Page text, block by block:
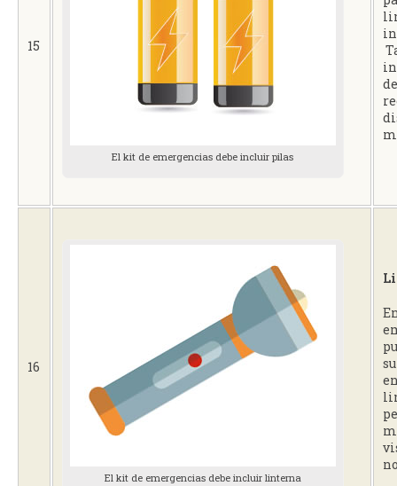
15
El kit de emergencias debe incluir pilas
16
El kit de emergencias debe incluir linterna